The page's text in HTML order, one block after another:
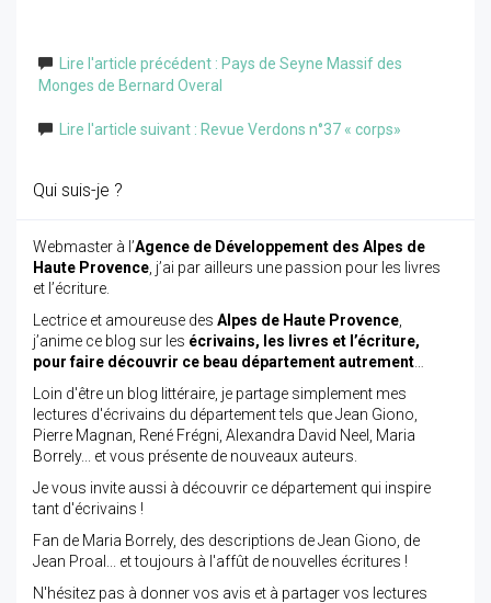
Lire l'article précédent : Pays de Seyne Massif des
Monges de Bernard Overal
Lire l'article suivant : Revue Verdons n°37 « corps»
Qui suis-je ?
Webmaster à l’Agence de Développement des Alpes de
Haute Provence , j’ai par ailleurs une passion pour les livres
et l’écriture.
Lectrice et amoureuse des Alpes de Haute Provence
j’anime ce blog sur les écrivains, les livres et l’écriture,
pour faire découvrir ce beau département autrement
Loin d'être un blog littéraire, je partage simplement mes
lectures d'écrivains du département tels que Jean Giono,
Pierre Magnan, René Frégni, Alexandra David Neel, Maria
Borrely... et vous présente de nouveaux auteurs.
Je vous invite aussi à découvrir ce département qui inspire
tant d'écrivains !
Fan de Maria Borrely, des descriptions de Jean Giono, de
Jean Proal... et toujours à l'affût de nouvelles écritures !
N'hésitez pas à donner vos avis et à partager vos lectures